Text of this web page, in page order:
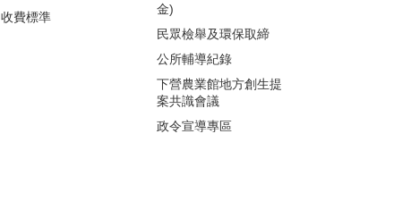
收費標準
金)
民眾檢舉及環保取締
公所輔導紀錄
下營農業館地方創生提
案共識會議
政令宣導專區